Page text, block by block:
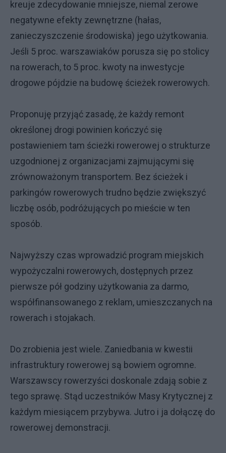
kreuje zdecydowanie mniejsze, niemal zerowe
negatywne efekty zewnętrzne (hałas,
zanieczyszczenie środowiska) jego użytkowania.
Jeśli 5 proc. warszawiaków porusza się po stolicy
na rowerach, to 5 proc. kwoty na inwestycje
drogowe pójdzie na budowę ścieżek rowerowych.
Proponuję przyjąć zasadę, że każdy remont
określonej drogi powinien kończyć się
postawieniem tam ścieżki rowerowej o strukturze
uzgodnionej z organizacjami zajmującymi się
zrównoważonym transportem. Bez ścieżek i
parkingów rowerowych trudno będzie zwiększyć
liczbę osób, podróżujących po mieście w ten
sposób.
Najwyższy czas wprowadzić program miejskich
wypożyczalni rowerowych, dostępnych przez
pierwsze pół godziny użytkowania za darmo,
współfinansowanego z reklam, umieszczanych na
rowerach i stojakach.
Do zrobienia jest wiele. Zaniedbania w kwestii
infrastruktury rowerowej są bowiem ogromne.
Warszawscy rowerzyści doskonale zdają sobie z
tego sprawę. Stąd uczestników Masy Krytycznej z
każdym miesiącem przybywa. Jutro i ja dołączę do
rowerowej demonstracji.